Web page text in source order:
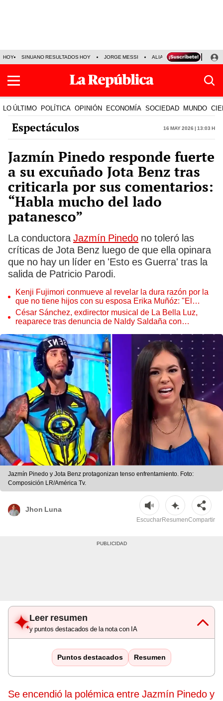
HOY SINUANO RESULTADOS HOY JORGE MESSI ALIANZA LIMA VS SPORT
LO ÚLTIMO POLÍTICA OPINIÓN ECONOMÍA SOCIEDAD MUNDO
Espectáculos 16 May 2026 | 13:03 h
Jazmín Pinedo responde fuerte
a su excuñado Jota Benz tras
criticarla por sus comentarios:
“Habla mucho del lado
patanesco”
La conductora Jazmín Pinedo no toleró las
críticas de Jota Benz luego de que ella opinara
que no hay un líder en 'Esto es Guerra' tras la
salida de Patricio Parodi.
Kenji Fujimori conmueve al revelar la dura razón por la
que no tiene hijos con su esposa Erika Muñóz: "El
proceso judicial"
César Sánchez, exdirector musical de La Bella Luz,
reaparece tras denuncia de Naldy Saldaña con
Jazmín Pinedo y Jota Benz protagonizan tenso enfrentamiento. Foto:
Composición LR/América Tv.
Jhon Luna
EscucharResumenCompartir
Leer resumen
y puntos destacados de la nota con IA
Puntos destacados Resumen
Se encendió la polémica entre Jazmín Pinedo y